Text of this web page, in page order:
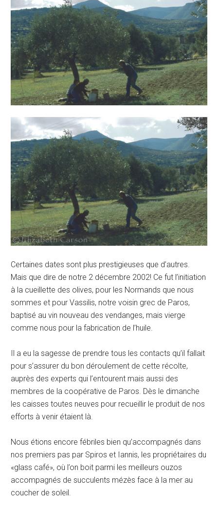
Certaines dates sont plus prestigieuses que d’autres.
Mais que dire de notre 2 décembre 2002! Ce fut l’initiation
à la cueillette des olives, pour les Normands que nous
sommes et pour Vassilis, notre voisin grec de Paros,
baptisé au vin nouveau des vendanges, mais vierge
comme nous pour la fabrication de l’huile.
Il a eu la sagesse de prendre tous les contacts qu’il fallait
pour s’assurer du bon déroulement de cette récolte,
auprès des experts qui l’entourent mais aussi des
membres de la coopérative de Paros. Dès le dimanche
les caisses toutes neuves pour recueillir le produit de nos
efforts à venir étaient là.
Nous étions encore fébriles bien qu’accompagnés dans
nos premiers pas par Spiros et Iannis, les propriétaires du
«glass café», où l’on boit parmi les meilleurs ouzos
accompagnés de succulents mézès face à la mer au
coucher de soleil.